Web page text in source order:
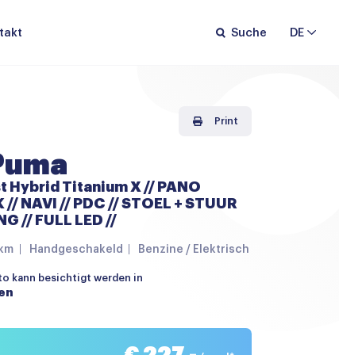
DE
Suche
Print
Hybrid Titanium X // PANO
// NAVI // PDC // STOEL + STUUR
// FULL LED //
Handgeschakeld Benzine / Elektrisch
kann besichtigt werden in